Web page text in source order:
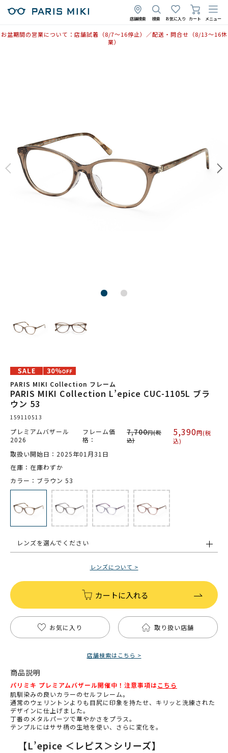
店舗検索 検索 お気に入り カート メニュー
お盆期間の営業について：店舗試着（8/7〜16停止）／配送・問合せ（8/13〜16休
業）
PARIS MIKI Collection フレーム
PARIS MIKI Collection L’epice CUC-1105L ブラ
ウン 53
159110513
プレミアムバザール
2026
フレーム価
格：
7,700円(税
込)
5,390円(税
込)
取扱い開始日：2025年01月31日
在庫：在庫わずか
カラー：ブラウン 53
レンズを選んでください
レンズについて >
カートに入れる
お気に入り 取り扱い店舗
店舗検索はこちら >
商品説明
パリミキ プレミアムバザール開催中！注意事項はこちら
肌馴染みの良いカラーのセルフレーム。
通常のウェリントンよりも目尻に印象を持たせ、キリッと洗練された
デザインに仕上げました。
丁番のメタルパーツで華やかさをプラス。
テンプルにはササ柄の生地を使い、さらに変化を。
【L’epice ＜レピス＞シリーズ】